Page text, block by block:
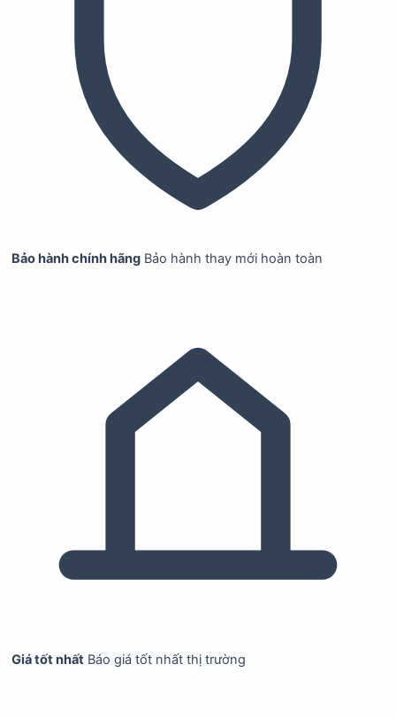
Bảo hành chính hãng Bảo hành thay mới hoàn toàn
Giá tốt nhất Báo giá tốt nhất thị trường